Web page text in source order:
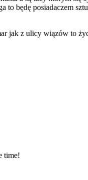
będę posiadaczem
jak z ulicy wiązów to
time!